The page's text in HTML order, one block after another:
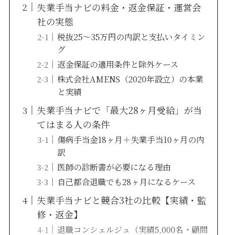
失業手当ナビの料金・返金保証・運営会
社の実態
税抜25〜35万円の内訳と支払いタイミン
グ
返金保証の適用条件と除外ケース
株式会社AMENS（2020年設立）の本業
と実績
失業手当ナビで「最大28ヶ月受給」が当
てはまる人の条件
傷病手当金18ヶ月＋失業手当10ヶ月の内
訳
医師の診断書が必要になる理由
自己都合退職でも28ヶ月になるケース
失業手当ナビと競合3社の比較【実績・監
修・返金】
退職コンシェルジュ（実績5,000名・顧問